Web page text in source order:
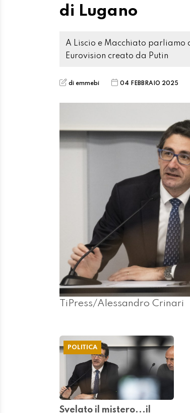
di Lugano
A Liscio e Macchiato parliamo
Eurovision creato da Putin
di emmebi 04 FEBBRAIO 2025
TiPress/Alessandro Crinari
POLITICA
Svelato il mistero...il